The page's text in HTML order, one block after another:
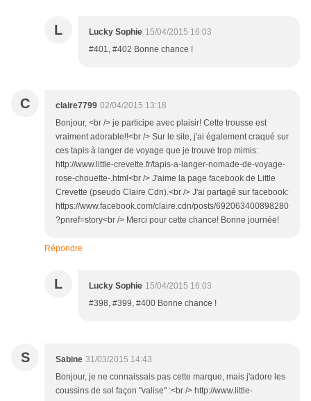
L Lucky Sophie 15/04/2015 16:03
#401, #402 Bonne chance !
C claire7799 02/04/2015 13:18
Bonjour, <br /> je participe avec plaisir! Cette trousse est
vraiment adorable!!<br /> Sur le site, j'ai également craqué sur
ces tapis à langer de voyage que je trouve trop mimis:
http://www.little-crevette.fr/tapis-a-langer-nomade-de-voyage-
rose-chouette-.html<br /> J'aime la page facebook de Little
Crevette​ (pseudo Claire Cdn).<br /> J'ai partagé sur facebook:
https://www.facebook.com/claire.cdn/posts/692063400898280
?pnref=story<br /> Merci pour cette chance! Bonne journée!
Répondre
L Lucky Sophie 15/04/2015 16:03
#398, #399, #400 Bonne chance !
S Sabine 31/03/2015 14:43
Bonjour, je ne connaissais pas cette marque, mais j'adore les
coussins de sol façon "valise" :<br /> http://www.little-